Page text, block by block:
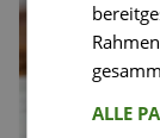
ALLE